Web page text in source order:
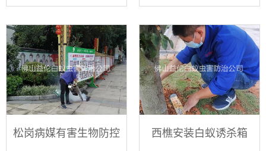
松岗病媒有害生物防控 西樵安装白蚁诱杀箱